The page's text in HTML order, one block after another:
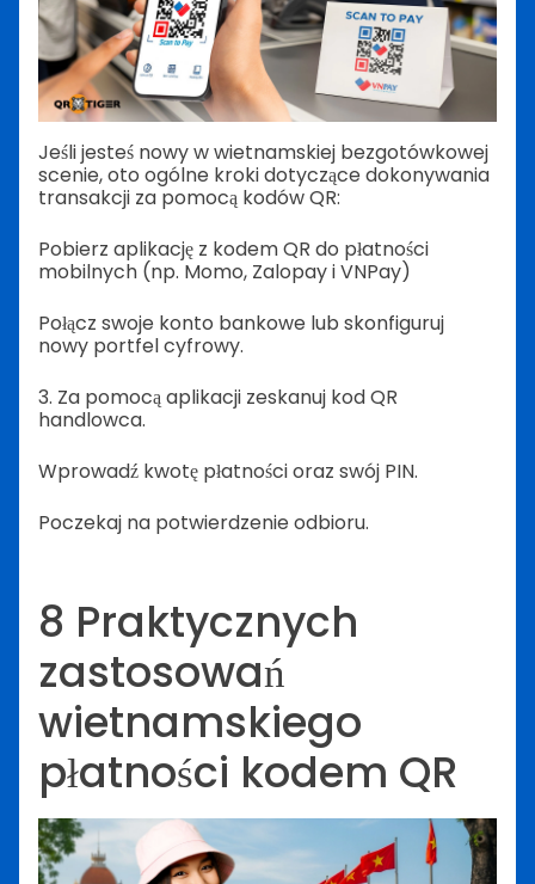
Jeśli jesteś nowy w wietnamskiej bezgotówkowej
scenie, oto ogólne kroki dotyczące dokonywania
transakcji za pomocą kodów QR:
Pobierz aplikację z kodem QR do płatności
mobilnych (np. Momo, Zalopay i VNPay)
Połącz swoje konto bankowe lub skonfiguruj
nowy portfel cyfrowy.
3. Za pomocą aplikacji zeskanuj kod QR
handlowca.
Wprowadź kwotę płatności oraz swój PIN.
Poczekaj na potwierdzenie odbioru.
8 Praktycznych
zastosowań
wietnamskiego
płatności kodem QR